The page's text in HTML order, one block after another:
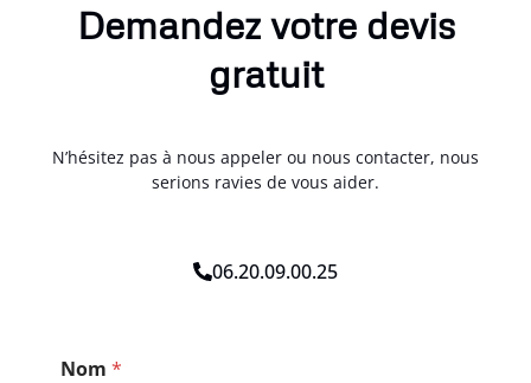
Demandez votre devis
gratuit
N’hésitez pas à nous appeler ou nous contacter, nous
serions ravies de vous aider.
06.20.09.00.25
Nom *